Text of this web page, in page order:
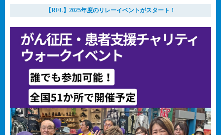
【RFL】2025年度のリレーイベントがスタート！